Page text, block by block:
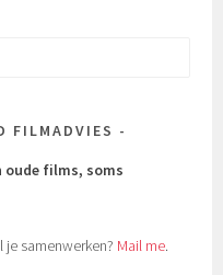
FILMADVIES
oude films, soms
je samenwerken? Mail me.